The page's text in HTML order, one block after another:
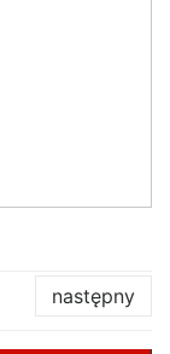
następny